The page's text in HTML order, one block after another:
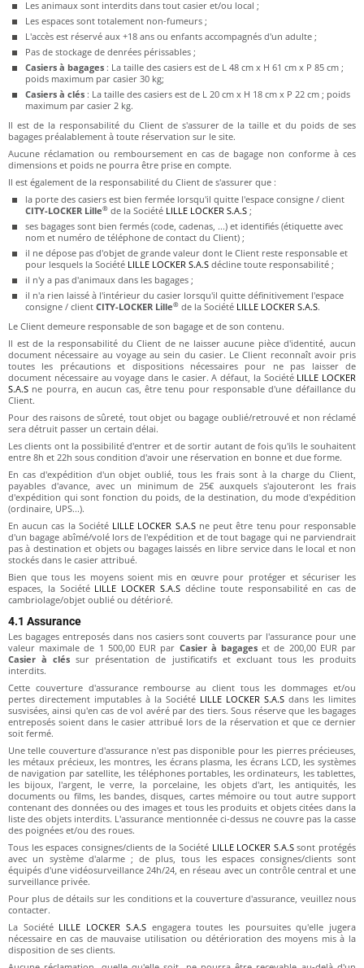
Les animaux sont interdits dans tout casier et/ou local ;
Les espaces sont totalement non-fumeurs ;
L'accès est réservé aux +18 ans ou enfants accompagnés d'un adulte ;
Pas de stockage de denrées périssables ;
Casiers à bagages : La taille des casiers est de L 48 cm x H 61 cm x P 85 cm ;
poids maximum par casier 30 kg;
Casiers à clés : La taille des casiers est de L 20 cm x H 18 cm x P 22 cm ; poids
maximum par casier 2 kg.
Il est de la responsabilité du Client de s'assurer de la taille et du poids de ses
bagages préalablement à toute réservation sur le site.
Aucune réclamation ou remboursement en cas de bagage non conforme à ces
dimensions et poids ne pourra être prise en compte.
Il est également de la responsabilité du Client de s'assurer que :
la porte des casiers est bien fermée lorsqu'il quitte l'espace consigne / client
CITY-LOCKER Lille® de la Société LILLE LOCKER S.A.S ;
ses bagages sont bien fermés (code, cadenas, ...) et identifiés (étiquette avec
nom et numéro de téléphone de contact du Client) ;
il ne dépose pas d'objet de grande valeur dont le Client reste responsable et
pour lesquels la Société LILLE LOCKER S.A.S décline toute responsabilité ;
il n'y a pas d'animaux dans les bagages ;
il n'a rien laissé à l'intérieur du casier lorsqu'il quitte définitivement l'espace
consigne / client CITY-LOCKER Lille® de la Société LILLE LOCKER S.A.S.
Le Client demeure responsable de son bagage et de son contenu.
Il est de la responsabilité du Client de ne laisser aucune pièce d'identité, aucun
document nécessaire au voyage au sein du casier. Le Client reconnaît avoir pris
toutes les précautions et dispositions nécessaires pour ne pas laisser de
document nécessaire au voyage dans le casier. A défaut, la Société LILLE LOCKER
S.A.S ne pourra, en aucun cas, être tenu pour responsable d'une défaillance du
Client.
Pour des raisons de sûreté, tout objet ou bagage oublié/retrouvé et non réclamé
sera détruit passer un certain délai.
Les clients ont la possibilité d'entrer et de sortir autant de fois qu'ils le souhaitent
entre 8h et 22h sous condition d'avoir une réservation en bonne et due forme.
En cas d'expédition d'un objet oublié, tous les frais sont à la charge du Client,
payables d'avance, avec un minimum de 25€ auxquels s'ajouteront les frais
d'expédition qui sont fonction du poids, de la destination, du mode d'expédition
(ordinaire, UPS...).
En aucun cas la Société LILLE LOCKER S.A.Sne peut être tenu pour responsable
d'un bagage abîmé/volé lors de l'expédition et de tout bagage qui ne parviendrait
pas à destination et objets ou bagages laissés en libre service dans le local et non
stockés dans le casier attribué.
Bien que tous les moyens soient mis en œuvre pour protéger et sécuriser les
espaces, la Société LILLE LOCKER S.A.S décline toute responsabilité en cas de
cambriolage/objet oublié ou détérioré.
4.1 Assurance
Les bagages entreposés dans nos casiers sont couverts par l'assurance pour une
valeur maximale de 1 500,00 EUR par Casier à bagageset de 200,00 EUR par
Casier à clés sur présentation de justificatifs et excluant tous les produits
interdits.
Cette couverture d'assurance rembourse au client tous les dommages et/ou
pertes directement imputables à la Société LILLE LOCKER S.A.S dans les limites
susvisées, ainsi qu'en cas de vol avéré par des tiers. Sous réserve que les bagages
entreposés soient dans le casier attribué lors de la réservation et que ce dernier
soit fermé.
Une telle couverture d'assurance n'est pas disponible pour les pierres précieuses,
les métaux précieux, les montres, les écrans plasma, les écrans LCD, les systèmes
de navigation par satellite, les téléphones portables, les ordinateurs, les tablettes,
les bijoux, l'argent, le verre, la porcelaine, les objets d'art, les antiquités, les
documents ou films, les bandes, disques, cartes mémoire ou tout autre support
contenant des données ou des images et tous les produits et objets citées dans la
liste des objets interdits. L'assurance mentionnée ci-dessus ne couvre pas la casse
des poignées et/ou des roues.
Tous les espaces consignes/clients de la Société LILLE LOCKER S.A.Ssont protégés
avec un système d'alarme ; de plus, tous les espaces consignes/clients sont
équipés d'une vidéosurveillance 24h/24, en réseau avec un contrôle central et une
surveillance privée.
Pour plus de détails sur les conditions et la couverture d'assurance, veuillez nous
contacter.
La Société LILLE LOCKER S.A.Sengagera toutes les poursuites qu'elle jugera
nécessaire en cas de mauvaise utilisation ou détérioration des moyens mis à la
disposition de ses clients.